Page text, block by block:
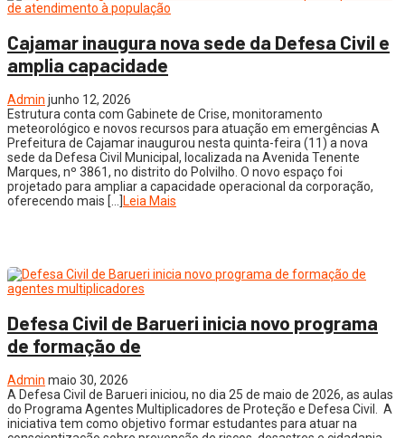
Cajamar inaugura nova sede da Defesa Civil e
amplia capacidade
Admin junho 12, 2026
Estrutura conta com Gabinete de Crise, monitoramento
meteorológico e novos recursos para atuação em emergências A
Prefeitura de Cajamar inaugurou nesta quinta-feira (11) a nova
sede da Defesa Civil Municipal, localizada na Avenida Tenente
Marques, nº 3861, no distrito do Polvilho. O novo espaço foi
projetado para ampliar a capacidade operacional da corporação,
oferecendo mais […]
Leia Mais
Defesa Civil de Barueri inicia novo programa
de formação de
Admin maio 30, 2026
A Defesa Civil de Barueri iniciou, no dia 25 de maio de 2026, as aulas
do Programa Agentes Multiplicadores de Proteção e Defesa Civil. A
iniciativa tem como objetivo formar estudantes para atuar na